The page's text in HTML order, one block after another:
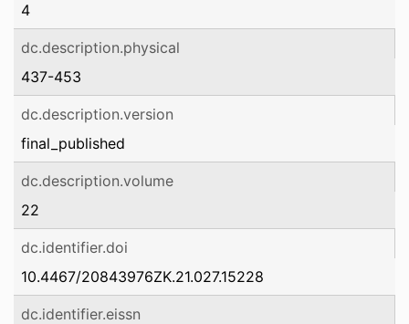
4
dc.description.physical
437-453
dc.description.version
final_published
dc.description.volume
22
dc.identifier.doi
10.4467/20843976ZK.21.027.15228
dc.identifier.eissn